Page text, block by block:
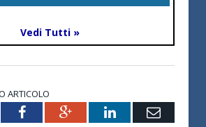
Vedi Tutti »
ARTICOLO
FacebookGoogle+LinkedInEmail